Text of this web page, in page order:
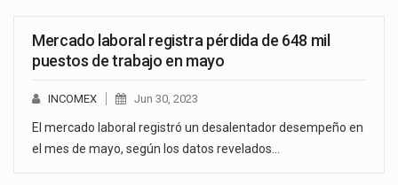
Mercado laboral registra pérdida de 648 mil
puestos de trabajo en mayo
INCOMEX Jun 30, 2023
El mercado laboral registró un desalentador desempeño en
el mes de mayo, según los datos revelados…